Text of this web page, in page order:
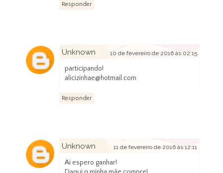
Responder
Unknown 10 de fevereiro de 2016 às 02:15
participando!
alicizinhae@hotmail.com
Responder
Unknown 11 de fevereiro de 2016 às 12:11
Ai espero ganhar!